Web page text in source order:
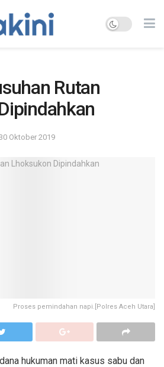
Rutan
Oktober 2019
Proses pemindahan napi.[Polres Aceh Utara]
hukuman mati kasus sabu dan